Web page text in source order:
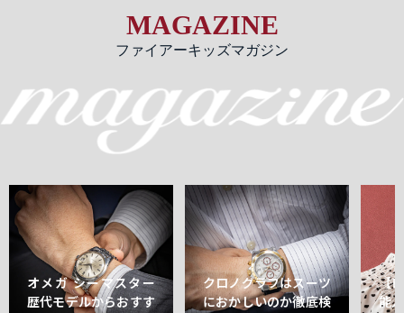
MAGAZINE
ファイアーキッズマガジン
オメガ シーマスター
歴代モデルからおすす
クロノグラフはスーツ
におかしいのか徹底検
【
能